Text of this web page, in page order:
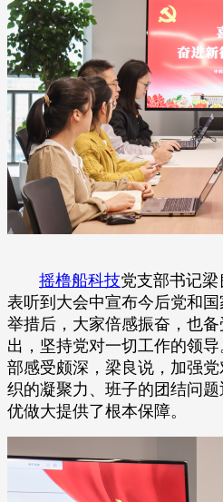
摇橹船科技党支部书记
表听到大会中宣布今后党和
举措后 ，大家倍感振奋，也
出，坚持党对一切工作的领导
部感受颇深，梁良说，加强
织的凝聚力、班子的团结问
优做大提供了根本保障。